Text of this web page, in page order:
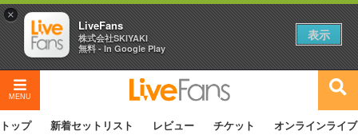
MENU
トップ 新着セットリスト レビュー チケット オンラインライブ
×
LiveFans
株式会社SKIYAKI
無料 - In Google Play
表示